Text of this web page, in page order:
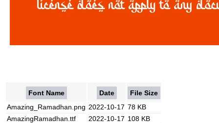
Font Name Date
File Size
Amazing_Ramadhan.png 2022-10-17 78 KB
AmazingRamadhan.ttf
2022-10-17 108 KB